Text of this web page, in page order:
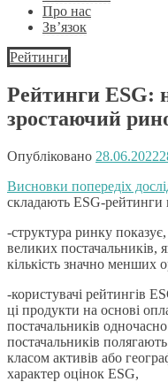
Про нас
Зв’язок
Рейтинги
Рейтинги ESG:
зростаючий
Опубліковано 28.06.2022
Висновки попередіх
складають ESG-
-структура ринку
великих постачальників,
кількість значно менших
-користувачі рейтингів
ці продукти на основі
постачальників
постачальників
класом активів або
характер оцінок ESG,